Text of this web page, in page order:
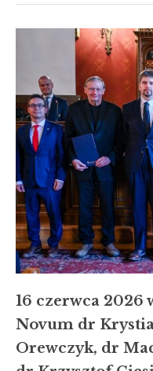
16 czerwca
Novum dr
Orewczyk, dr